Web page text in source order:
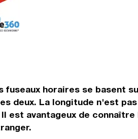
horaires se basent
deux. La longitude n'est
est avantageux de connaître